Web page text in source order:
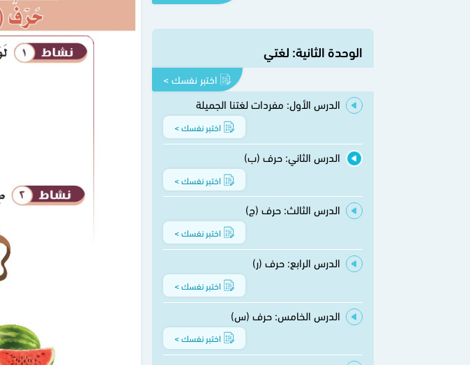
الوحدة الثانية: لغتي
اختبر نفسك >
الدرس الأول: مفردات لغتنا الجميلة
اختبر نفسك >
الدرس الثاني: حرف (ب)
اختبر نفسك >
الدرس الثالث: حرف (ج)
اختبر نفسك >
الدرس الرابع: حرف (ر)
اختبر نفسك >
الدرس الخامس: حرف (س)
اختبر نفسك >